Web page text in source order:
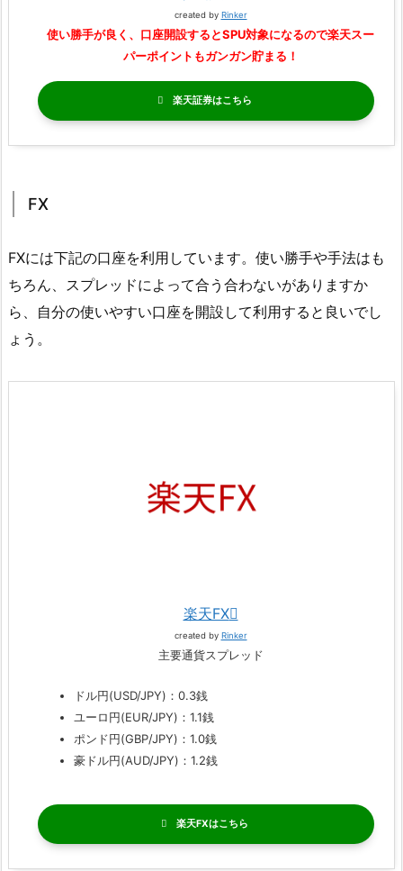
created by Rinker
使い勝手が良く、口座開設するとSPU対象になるので楽天スー
パーポイントもガンガン貯まる！
楽天証券
FX
FXには下記の口座を利用しています。使い勝手や手法はも
ちろん、スプレッドによって合う合わないがありますか
ら、自分の使いやすい口座を開設して利用すると良いでし
ょう。
楽天FX
created by Rinker
主要通貨スプレッド
ドル円(USD/JPY)：0.3銭
ユーロ円(EUR/JPY)：1.1銭
ポンド円(GBP/JPY)：1.0銭
豪ドル円(AUD/JPY)：1.2銭
楽天FX